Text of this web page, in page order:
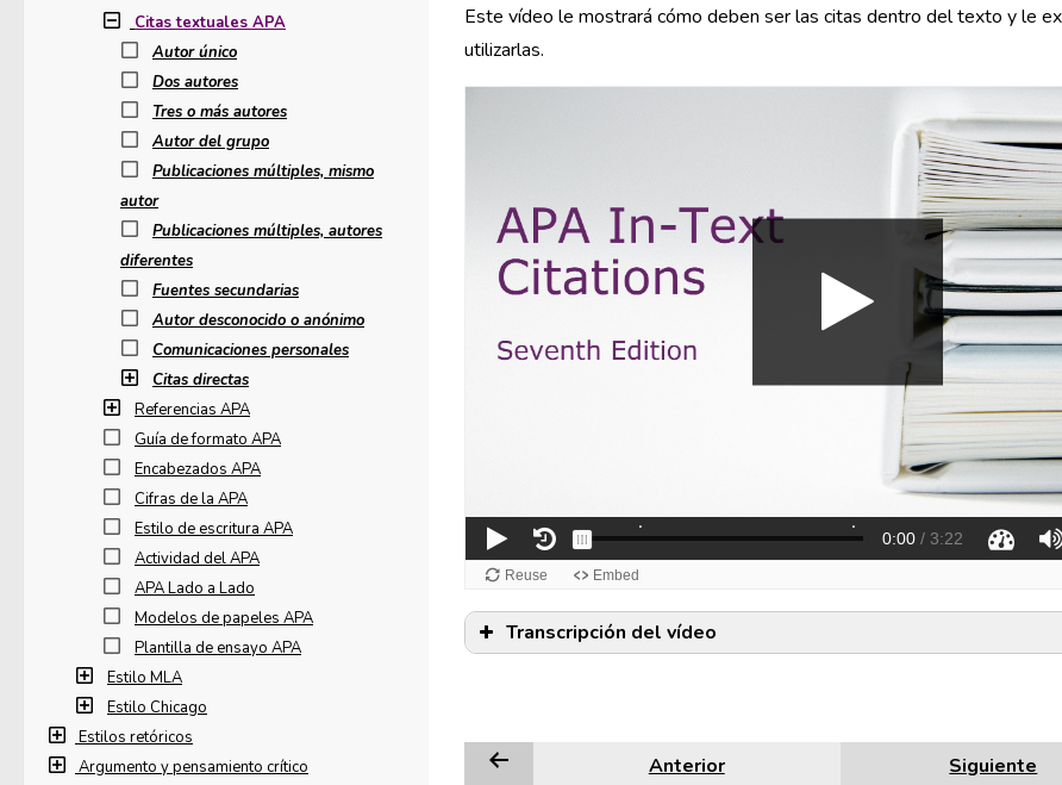
Este vídeo le mostrará cómo deben ser las citas dentro del texto y le
utilizarlas.
Transcripción del vídeo
Anterior Siguiente
Citas textuales APA
Autor único
Dos autores
Tres o más autores
Autor del grupo
Publicaciones múltiples, mismo
autor
Publicaciones múltiples, autores
diferentes
Fuentes secundarias
Autor desconocido o anónimo
Comunicaciones personales
Citas directas
Referencias APA
Guía de formato APA
Encabezados APA
Cifras de la APA
Estilo de escritura APA
Actividad del APA
APA Lado a Lado
Modelos de papeles APA
Plantilla de ensayo APA
Estilo MLA
Estilo Chicago
Estilos retóricos
Argumento y pensamiento crítico